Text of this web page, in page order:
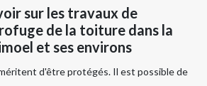
sur les travaux de
de la toiture dans la
et ses environs
d'être protégés. Il est possible de